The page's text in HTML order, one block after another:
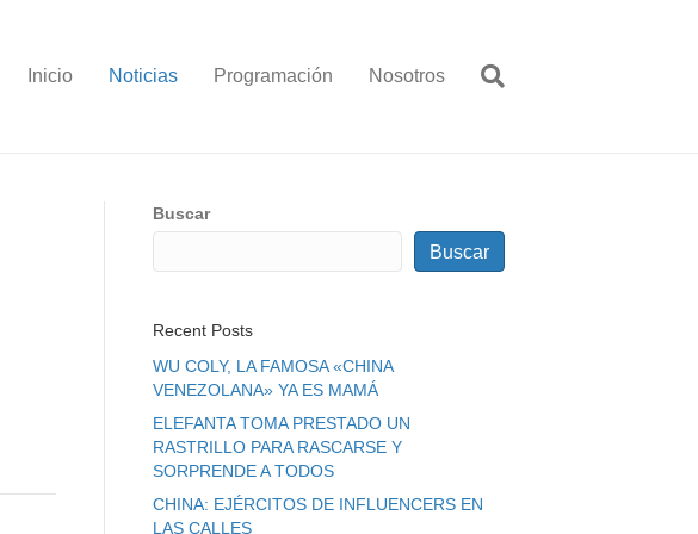
Inicio Noticias Programación Nosotros
Buscar
Buscar
Recent Posts
WU COLY, LA FAMOSA «CHINA
VENEZOLANA» YA ES MAMÁ
ELEFANTA TOMA PRESTADO UN
RASTRILLO PARA RASCARSE Y
SORPRENDE A TODOS
CHINA: EJÉRCITOS DE INFLUENCERS EN
LAS CALLES